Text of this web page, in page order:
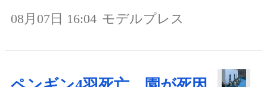
08月07日 16:04 モデルプレス